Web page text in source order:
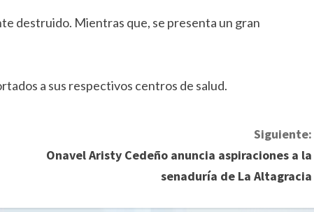
destruido. Mientras que, se presenta un gran
a sus respectivos centros de salud.
Siguiente:
Onavel Aristy Cedeño anuncia aspiraciones a la
senaduría de La Altagracia